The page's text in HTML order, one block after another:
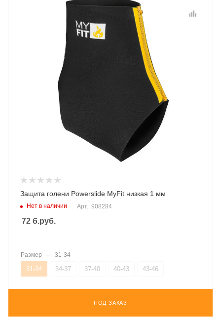
Защита голени Powerslide MyFit низкая 1 мм
Нет в наличии Арт.: 908284
72 б.руб.
ПОД ЗАКАЗ
Размер — 31-34
31-34 34-37 37-40 40-43 43-46